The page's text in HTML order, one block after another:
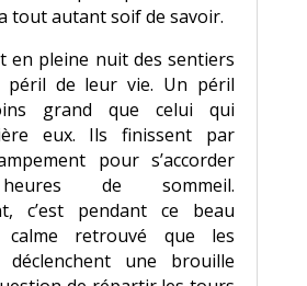
tout autant soif de savoir.
en pleine nuit des sentiers
péril de leur vie. Un péril
grand que celui qui
eux. Ils finissent par
pour s’accorder
de sommeil.
c’est pendant ce beau
calme retrouvé que les
déclenchent une brouille